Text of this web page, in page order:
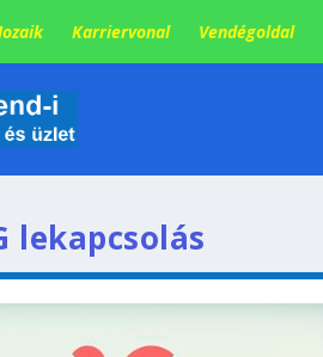
Karriervonal Vendégoldal
lekapcsolás